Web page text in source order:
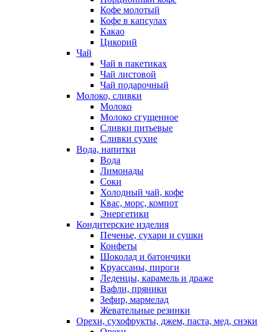
Кофе молотый
Кофе в капсулах
Какао
Цикорий
Чай
Чай в пакетиках
Чай листовой
Чай подарочный
Молоко, сливки
Молоко
Молоко сгущенное
Сливки питьевые
Сливки сухие
Вода, напитки
Вода
Лимонады
Соки
Холодный чай, кофе
Квас, морс, компот
Энергетики
Кондитерские изделия
Печенье, сухари и сушки
Конфеты
Шоколад и батончики
Круассаны, пироги
Леденцы, карамель и драже
Вафли, пряники
Зефир, мармелад
Жевательные резинки
Орехи, сухофрукты, джем, паста, мед, снэки